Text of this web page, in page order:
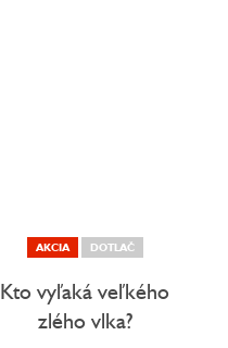
AKCIA DOTLAČ
Kto vyľaká veľkého
zlého vlka?